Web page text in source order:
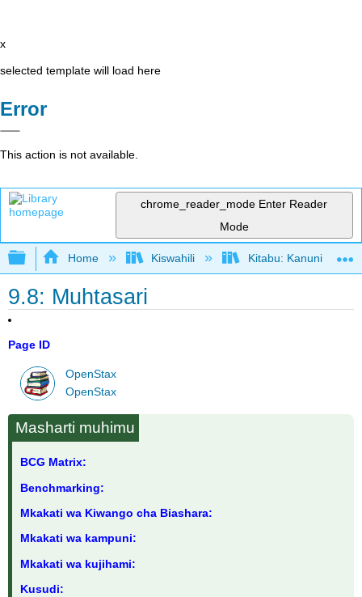
x
selected template will load here
Error
This action is not available.
chrome_reader_mode Enter Reader
Mode
Expand/collapse global hierarchy
Home Kiswahili Kitabu: Kanuni za
9.8: Muhtasari
Page ID
OpenStax
OpenStax
Masharti muhimu
BCG Matrix:
Benchmarking:
Mkakati wa Kiwango cha Biashara:
Mkakati wa kampuni:
Mkakati wa kujihami:
Kusudi: